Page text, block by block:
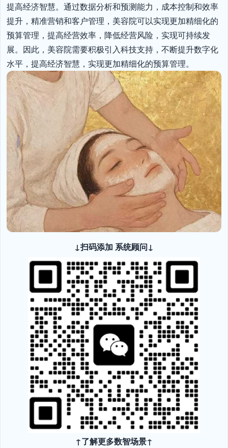
提高经济智慧。通过数据分析和预测能力，成本控制和效率
提升，精准营销和客户管理，美容院可以实现更加精细化的
预算管理，提高经营效率，降低经营风险，实现可持续发
展。因此，美容院需要积极引入科技支持，不断提升数字化
水平，提高经济智慧，实现更加精细化的预算管理。
↓扫码添加 系统顾问↓
↑了解更多数智场景↑